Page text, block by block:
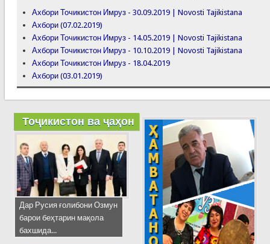
Ахбори Точикистон Имруз - 30.09.2019 | Novosti Tajikistana
Ахбори (07.02.2019)
Ахбори Точикистон Имруз - 14.05.2019 | Novosti Tajikistana
Ахбори Точикистон Имруз - 10.10.2019 | Novosti Tajikistana
Ахбори Точикистон Имруз - 18.04.2019
Ахбори (03.01.2019)
Тоҷикистон ва ҷаҳон
Дар Русия ғолибони Озмун
барои беҳтарин мақола
бахшида...